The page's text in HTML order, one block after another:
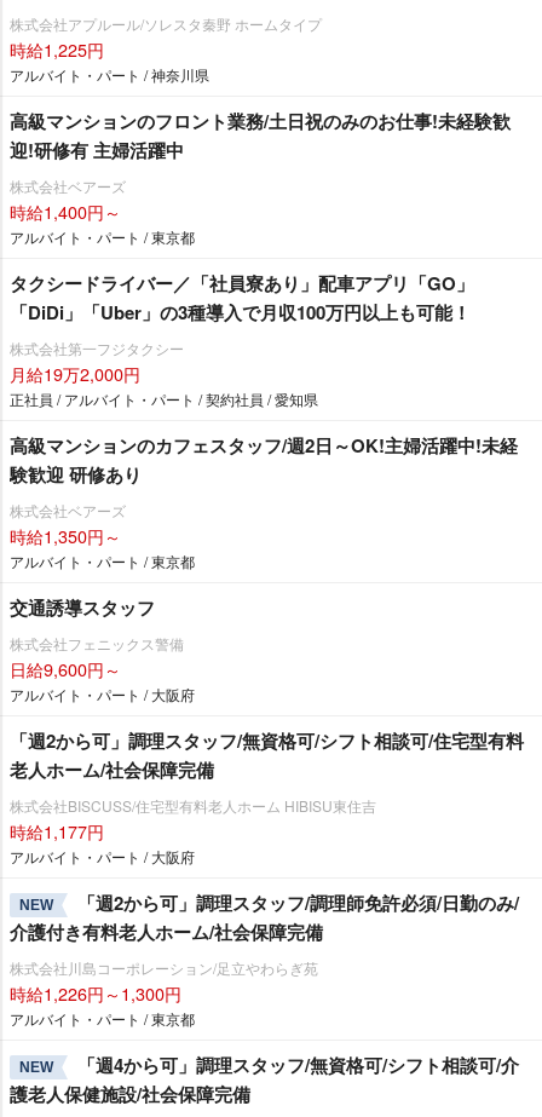
株式会社アプルール/ソレスタ秦野 ホームタイプ
時給1,225円
アルバイト・パート / 神奈川県
⾼級マンションのフロント業務/土日祝のみのお仕事!未経験歓
迎!研修有 主婦活躍中
株式会社ベアーズ
時給1,400円～
アルバイト・パート / 東京都
タクシードライバー／「社員寮あり」配車アプリ「GO」
「DiDi」「Uber」の3種導入で月収100万円以上も可能！
株式会社第一フジタクシー
月給19万2,000円
正社員 / アルバイト・パート / 契約社員 / 愛知県
高級マンションのカフェスタッフ/週2日～OK!主婦活躍中!未経
験歓迎 研修あり
株式会社ベアーズ
時給1,350円～
アルバイト・パート / 東京都
交通誘導スタッフ
株式会社フェニックス警備
日給9,600円～
アルバイト・パート / 大阪府
「週2から可」調理スタッフ/無資格可/シフト相談可/住宅型有料
老人ホーム/社会保障完備
株式会社BISCUSS/住宅型有料老人ホーム HIBISU東住吉
時給1,177円
アルバイト・パート / 大阪府
NEW
「週2から可」調理スタッフ/調理師免許必須/日勤のみ/
介護付き有料老人ホーム/社会保障完備
株式会社川島コーポレーション/足立やわらぎ苑
時給1,226円～1,300円
アルバイト・パート / 東京都
NEW
「週4から可」調理スタッフ/無資格可/シフト相談可/介
護老人保健施設/社会保障完備